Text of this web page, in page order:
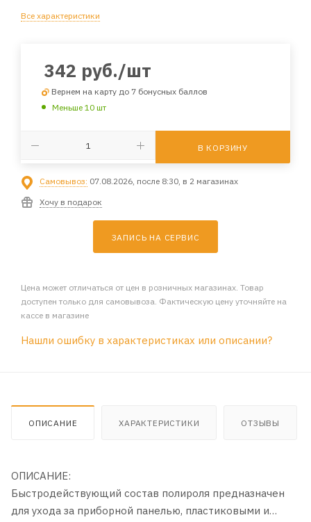
Все характеристики
342 руб./шт
Вернем на карту до 7 бонусных баллов
Меньше 10 шт
В КОРЗИНУ
Самовывоз: 07.08.2026, после 8:30, в 2 магазинах
Хочу в подарок
ЗАПИСЬ НА СЕРВИС
Цена может отличаться от цен в розничных магазинах. Товар
доступен только для самовывоза. Фактическую цену уточняйте на
кассе в магазине
Нашли ошибку в характеристиках или описании?
ОПИСАНИЕ ХАРАКТЕРИСТИКИ ОТЗЫВЫ
ОПИСАНИЕ:
Быстродействующий состав полироля предназначен
для ухода за приборной панелью, пластиковыми и